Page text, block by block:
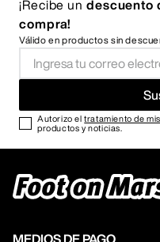
¡Recibe un descuento
compra!
Válido en productos sin
Autorizo eltratamiento de
productos y noticias.
MEDIOS DE PAGO